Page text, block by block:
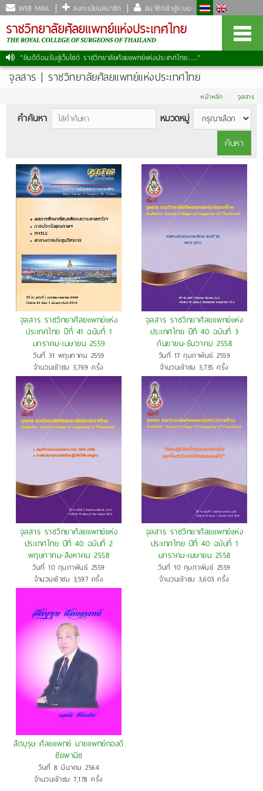
WEB MAIL ลงทะเบียนสมาชิก สมาชิกเข้าสู่ระบบ
"ยินดีต้อนรับสู่เว็บไซต์ ราชวิทยาลัยศัลยแพทย์แห่งประเทศไทย......."
จุลสาร | ราชวิทยาลัยศัลยแพทย์แห่งประเทศไทย
หน้าหลัก จุลสาร
คำค้นหา
หมวดหมู่
ค้นหา
จุลสาร ราชวิทยาศัลยแพทย์แห่ง
ประเทศไทย ปีที่ 41 ฉบับที่ 1
มกราคม-เมษายน 2559
วันที่ 31 พฤษภาคม 2559
จำนวนเข้าชม 3,769 ครั้ง
จุลสาร ราชวิทยาศัลยแพทย์แห่ง
ประเทศไทย ปีที่ 40 ฉบับที่ 3
กันยายน-ธันวาคม 2558
วันที่ 17 กุมภาพันธ์ 2559
จำนวนเข้าชม 3,735 ครั้ง
จุลสาร ราชวิทยาศัลยแพทย์แห่ง
ประเทศไทย ปีที่ 40 ฉบับที่ 2
พฤษภาคม-สิงหาคม 2558
วันที่ 10 กุมภาพันธ์ 2559
จำนวนเข้าชม 3,597 ครั้ง
จุลสาร ราชวิทยาศัลยแพทย์แห่ง
ประเทศไทย ปีที่ 40 ฉบับที่ 1
มกราคม-เมษายน 2558
วันที่ 10 กุมภาพันธ์ 2559
จำนวนเข้าชม 3,603 ครั้ง
สัตบุรุษ ศัลยแพทย์ นายแพทย์ทองดี
ชัยพานิช
วันที่ 8 มีนาคม 2564
จำนวนเข้าชม 7,178 ครั้ง